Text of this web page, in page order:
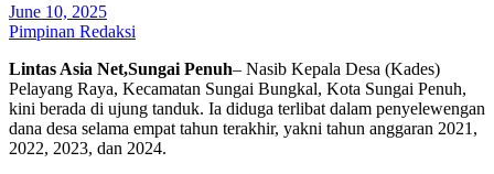
June 10, 2025
Pimpinan Redaksi
Lintas Asia Net,Sungai Penuh– Nasib Kepala Desa (Kades)
Pelayang Raya, Kecamatan Sungai Bungkal, Kota Sungai Penuh,
kini berada di ujung tanduk. Ia diduga terlibat dalam penyelewengan
dana desa selama empat tahun terakhir, yakni tahun anggaran 2021,
2022, 2023, dan 2024.